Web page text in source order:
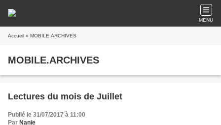
MENU
Accueil » MOBILE.ARCHIVES
MOBILE.ARCHIVES
Lectures du mois de Juillet
Publié le 31/07/2017 à 11:00
Par Nanie